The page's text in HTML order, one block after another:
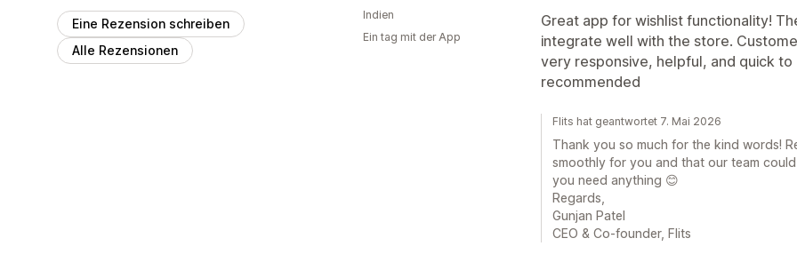
Eine Rezension schreiben
Alle Rezensionen
Great app for wishlist functionality!
integrate well with the store.
very responsive, helpful, and quick to
recommended
Indien
Ein tag mit der App
Flits hat geantwortet 7. Mai 2026
Thank you so much for the kind words!
smoothly for you and that our team
you need anything 😊
Regards,
Gunjan Patel
CEO & Co-founder, Flits